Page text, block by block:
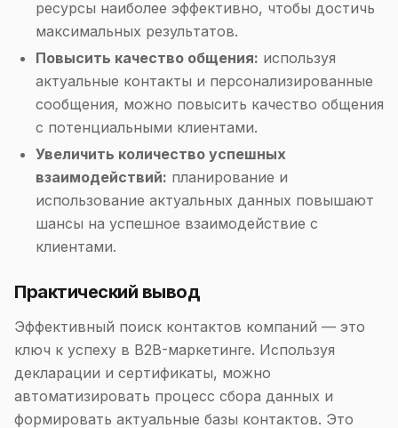
ресурсы наиболее эффективно, чтобы достичь
максимальных результатов.
Повысить качество общения: используя
актуальные контакты и персонализированные
сообщения, можно повысить качество общения
с потенциальными клиентами.
Увеличить количество успешных
взаимодействий: планирование и
использование актуальных данных повышают
шансы на успешное взаимодействие с
клиентами.
Практический вывод
Эффективный поиск контактов компаний — это
ключ к успеху в B2B-маркетинге. Используя
декларации и сертификаты, можно
автоматизировать процесс сбора данных и
формировать актуальные базы контактов. Это